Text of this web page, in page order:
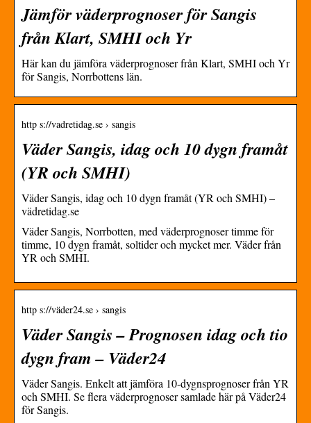
Jämför väderprognoser för Sangis
från Klart, SMHI och Yr
Här kan du jämföra väderprognoser från Klart, SMHI och Yr
för Sangis, Norrbottens län.
http s://vadretidag.se › sangis
Väder Sangis, idag och 10 dygn framåt
(YR och SMHI)
Väder Sangis, idag och 10 dygn framåt (YR och SMHI) –
vädretidag.se
Väder Sangis, Norrbotten, med väderprognoser timme för
timme, 10 dygn framåt, soltider och mycket mer. Väder från
YR och SMHI.
http s://väder24.se › sangis
Väder Sangis – Prognosen idag och tio
dygn fram – Väder24
Väder Sangis. Enkelt att jämföra 10-dygnsprognoser från YR
och SMHI. Se flera väderprognoser samlade här på Väder24
för Sangis.